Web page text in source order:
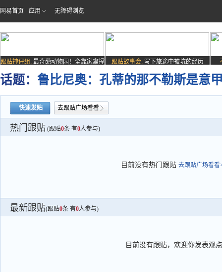
网易首页 应用 无障碍浏览
跟贴神评组: 最奇葩动物园！全靠家禽撑
场子
跟贴故事会: 写下旅途中被坑的经历
话题： 鲁比尼奥：孔蒂的那不勒斯是意
快速发贴 去跟贴广场看看
热门跟贴 (跟贴0条 有0人参与)
目前没有热门跟贴 去跟贴广场看看
最新跟贴(跟贴0条 有0人参与)
目前没有跟贴，欢迎你发表观点